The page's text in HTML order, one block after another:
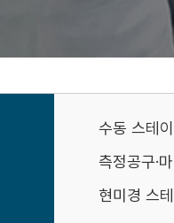
수동 스테
측정공구·
현미경 스